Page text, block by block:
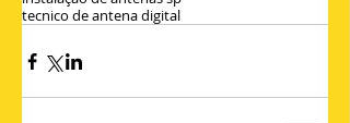
tecnico de antena digital